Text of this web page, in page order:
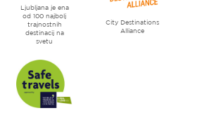
Ljubljana je ena
od 100 najbolj
trajnostnih
destinacij na
svetu
City Destinations
Alliance